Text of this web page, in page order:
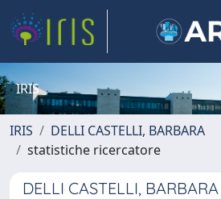
IRIS
IRIS
DELLI CASTELLI, BARBARA
statistiche ricercatore
DELLI CASTELLI, BARBARA